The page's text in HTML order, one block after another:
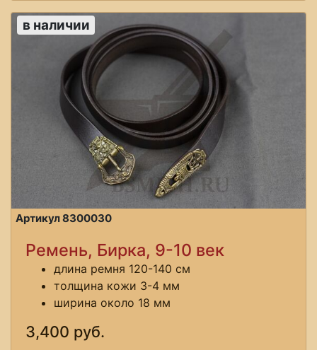
Артикул 8300030
в наличии
Ремень, Бирка, 9-10 век
длина ремня 120-140 см
толщина кожи 3-4 мм
ширина около 18 мм
3,400 руб.